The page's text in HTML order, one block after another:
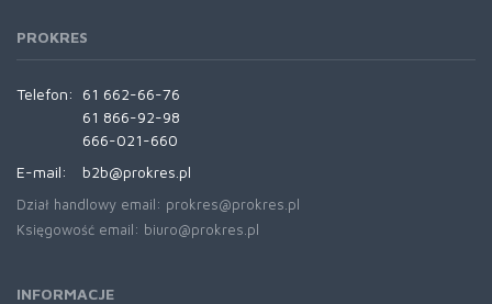
PROKRES
Telefon:
61 662-66-76
61 866-92-98
666-021-660
E-mail:
b2b@prokres.pl
Dział handlowy email: prokres@prokres.pl
Księgowość email: biuro@prokres.pl
INFORMACJE